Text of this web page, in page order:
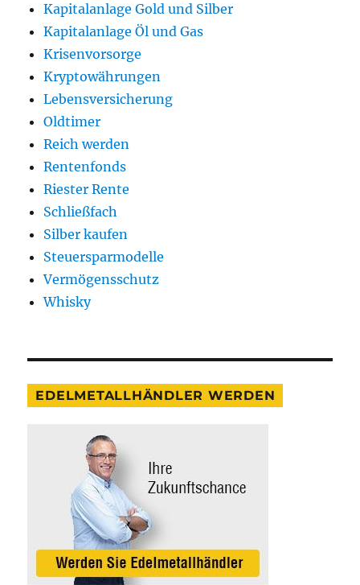
Kapitalanlage Gold und Silber
Kapitalanlage Öl und Gas
Krisenvorsorge
Kryptowährungen
Lebensversicherung
Oldtimer
Reich werden
Rentenfonds
Riester Rente
Schließfach
Silber kaufen
Steuersparmodelle
Vermögensschutz
Whisky
EDELMETALLHÄNDLER WERDEN